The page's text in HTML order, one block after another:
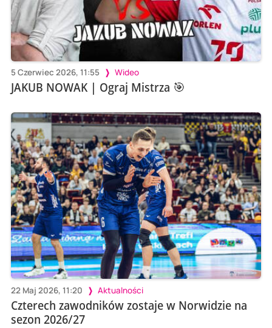
5 Czerwiec 2026, 11:55 Wideo
JAKUB NOWAK | Ograj Mistrza 🎯
22 Maj 2026, 11:20 Aktualności
Czterech zawodników zostaje w Norwidzie na
sezon 2026/27